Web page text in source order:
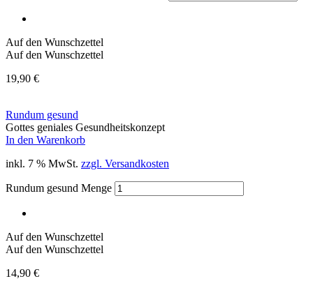
Auf den Wunschzettel
Auf den Wunschzettel
19,90 €
Rundum gesund
Gottes geniales Gesundheitskonzept
In den Warenkorb
inkl. 7 % MwSt. zzgl. Versandkosten
Rundum gesund Menge
Auf den Wunschzettel
Auf den Wunschzettel
14,90 €